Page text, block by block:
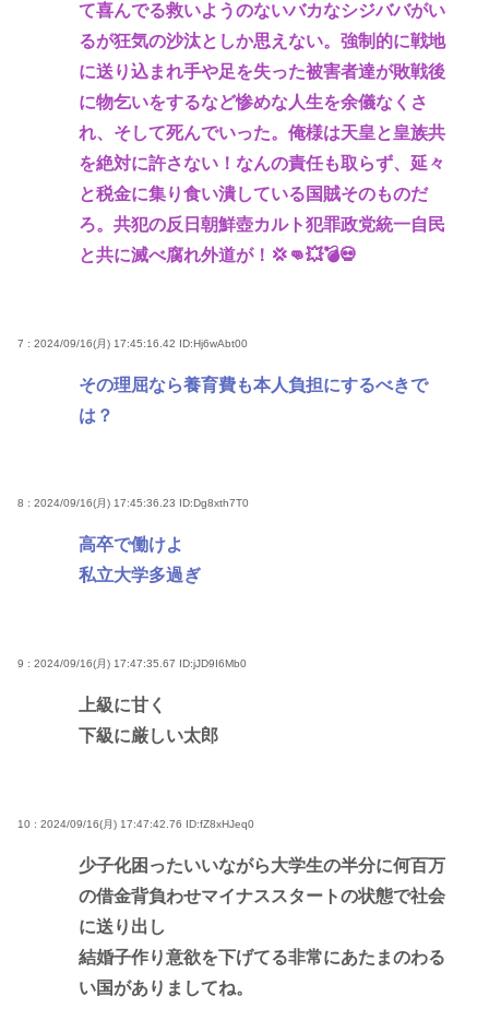
て喜んでる救いようのないバカなシジババがい
るが狂気の沙汰としか思えない。強制的に戦地
に送り込まれ手や足を失った被害者達が敗戦後
に物乞いをするなど惨めな人生を余儀なくさ
れ、そして死んでいった。俺様は天皇と皇族共
を絶対に許さない！なんの責任も取らず、延々
と税金に集り食い潰している国賊そのものだ
ろ。共犯の反日朝鮮壺カルト犯罪政党統一自民
と共に滅べ腐れ外道が！💢👊💥💣💀
7 : 2024/09/16(月) 17:45:16.42 ID:Hj6wAbt00
その理屈なら養育費も本人負担にするべきで
は？
8 : 2024/09/16(月) 17:45:36.23 ID:Dg8xth7T0
高卒で働けよ
私立大学多過ぎ
9 : 2024/09/16(月) 17:47:35.67 ID:jJD9I6Mb0
上級に甘く
下級に厳しい太郎
10 : 2024/09/16(月) 17:47:42.76 ID:fZ8xHJeq0
少子化困ったいいながら大学生の半分に何百万
の借金背負わせマイナススタートの状態で社会
に送り出し
結婚子作り意欲を下げてる非常にあたまのわる
い国がありましてね。